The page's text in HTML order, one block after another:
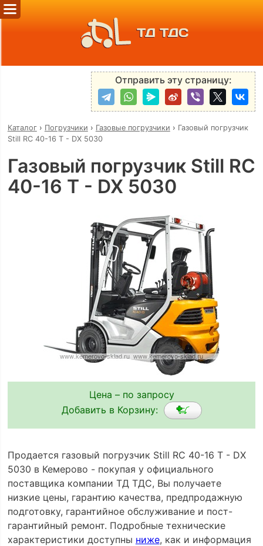
ТД ТДС
Отправить эту страницу:
Каталог› Погрузчики › Газовые погрузчики › Газовый погрузчик
Still RC 40-16 T - DX 5030
Газовый погрузчик Still RC
40-16 T - DX 5030
Цена – по запросу
Добавить в Корзину:
Продается газовый погрузчик Still RC 40-16 T - DX
5030 в Кемерово - покупая у официального
поставщика компании ТД ТДС, Вы получаете
низкие цены, гарантию качества, предпродажную
подготовку, гарантийное обслуживание и пост-
гарантийный ремонт. Подробные технические
характеристики доступны ниже, как и информация